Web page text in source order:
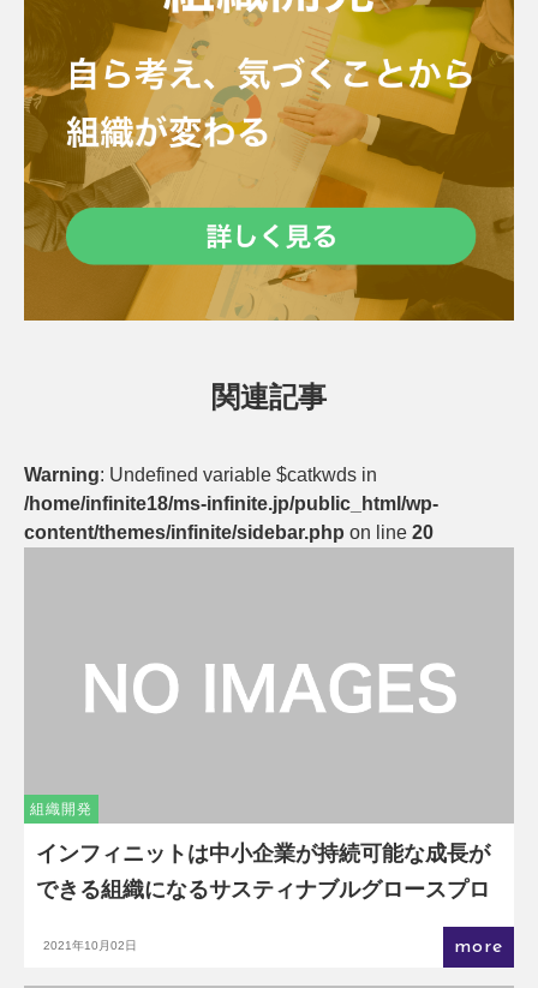
関連記事
Warning: Undefined variable $catkwds in
/home/infinite18/ms-infinite.jp/public_html/wp-
content/themes/infinite/sidebar.php on line 20
組織開発
インフィニットは中小企業が持続可能な成長が
できる組織になるサスティナブルグロースプロ
2021年10月02日 more